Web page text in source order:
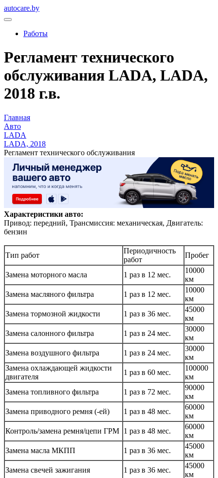
autocare.by
Работы
Регламент технического
обслуживания LADA, LADA,
2018 г.в.
Главная
Авто
LADA
LADA, 2018
Регламент технического обслуживания
Характеристики авто:
Привод: передний, Трансмиссия: механическая, Двигатель:
бензин
Тип работ
Периодичность
работ
Пробег
Замена моторного масла 1 раз в 12 мес.
10000
км
Замена масляного фильтра
1 раз в 12 мес.
10000
км
Замена тормозной жидкости
1 раз в 36 мес.
45000
км
Замена салонного фильтра
1 раз в 24 мес.
30000
км
Замена воздушного фильтра
1 раз в 24 мес.
30000
км
Замена охлаждающей жидкости
двигателя
1 раз в 60 мес.
100000
км
Замена топливного фильтра
1 раз в 72 мес.
90000
км
Замена приводного ремня (-ей)
1 раз в 48 мес.
60000
км
Контроль/замена ремня/цепи ГРМ 1 раз в 48 мес.
60000
км
Замена масла МКПП
1 раз в 36 мес.
45000
км
Замена свечей зажигания
1 раз в 36 мес.
45000
км